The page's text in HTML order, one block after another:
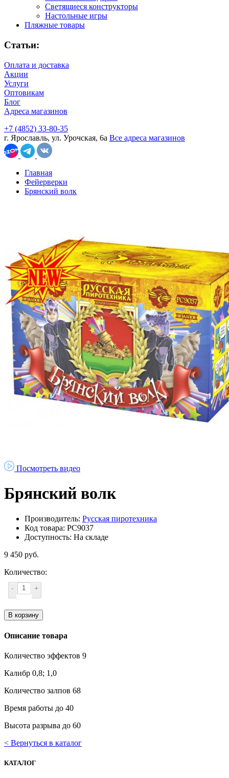
Светящиеся конструкторы
Настольные игры
Пляжные товары
Статьи:
Оплата и доставка
Акции
Услуги
Оптовикам
Блог
Адреса магазинов
+7 (4852) 33-80-35
г. Ярославль, ул. Урочская, 6а Все адреса магазинов
Главная
Фейерверки
Брянский волк
Посмотреть видео
Брянский волк
Производитель: Русская пиротехника
Код товара: РС9037
Доступность: На складе
9 450 руб.
Количество:
- +
В корзину
Описание товара
Количество эффектов 9
Калибр 0,8; 1,0
Количество залпов 68
Время работы до 40
Высота разрыва до 60
< Вернуться в каталог
КАТАЛОГ